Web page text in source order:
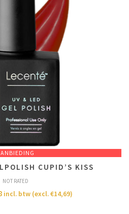
CUPID’S KISS
NOT RATED
incl. btw (excl.€14,69)